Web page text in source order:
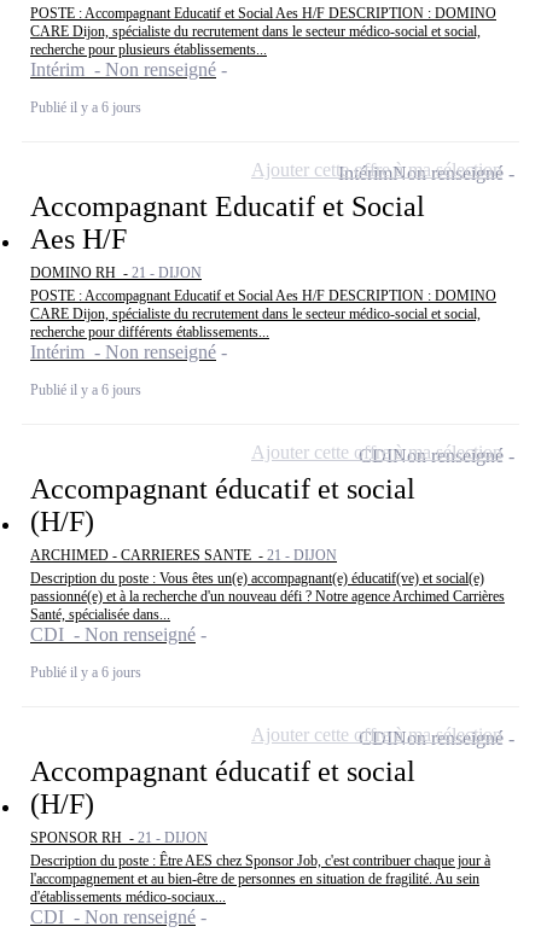
POSTE : Accompagnant Educatif et Social Aes H/F DESCRIPTION : DOMINO
CARE Dijon, spécialiste du recrutement dans le secteur médico-social et social,
recherche pour plusieurs établissements...
Intérim - Non renseigné
Publié il y a 6 jours
Accompagnant Educatif et Social
Aes H/F
DOMINO RH - 21 - DIJON
POSTE : Accompagnant Educatif et Social Aes H/F DESCRIPTION : DOMINO
CARE Dijon, spécialiste du recrutement dans le secteur médico-social et social,
recherche pour différents établissements...
Intérim - Non renseigné
Publié il y a 6 jours
IntérimNon renseigné
Ajouter cette offre à ma sélection
Accompagnant éducatif et social
(H/F)
ARCHIMED - CARRIERES SANTE - 21 - DIJON
Description du poste : Vous êtes un(e) accompagnant(e) éducatif(ve) et social(e)
passionné(e) et à la recherche d'un nouveau défi ? Notre agence Archimed Carrières
Santé, spécialisée dans...
CDI - Non renseigné
Publié il y a 6 jours
CDINon renseigné
Ajouter cette offre à ma sélection
Accompagnant éducatif et social
(H/F)
SPONSOR RH - 21 - DIJON
Description du poste : Être AES chez Sponsor Job, c'est contribuer chaque jour à
l'accompagnement et au bien-être de personnes en situation de fragilité. Au sein
d'établissements médico-sociaux...
CDI - Non renseigné
CDINon renseigné
Ajouter cette offre à ma sélection